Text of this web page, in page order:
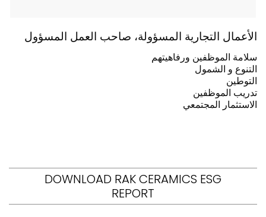
الأعمال التجارية المسؤولة، صاحب العمل المسؤول
سلامة الموظفين ورفاهيتهم
التنوع و الشمول
التوطين
تدريب الموظفين
الاستثمار المجتمعي
DOWNLOAD RAK CERAMICS ESG
REPORT